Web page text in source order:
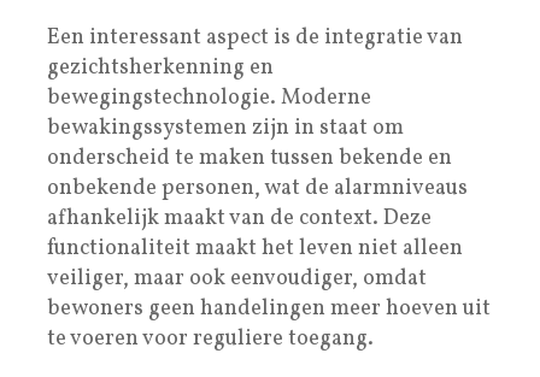
Een interessant aspect is de integratie van
gezichtsherkenning en
bewegingstechnologie. Moderne
bewakingssystemen zijn in staat om
onderscheid te maken tussen bekende en
onbekende personen, wat de alarmniveaus
afhankelijk maakt van de context. Deze
functionaliteit maakt het leven niet alleen
veiliger, maar ook eenvoudiger, omdat
bewoners geen handelingen meer hoeven uit
te voeren voor reguliere toegang.